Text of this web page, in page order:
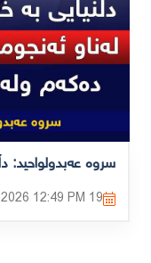
19 May 2026
12:49 PM